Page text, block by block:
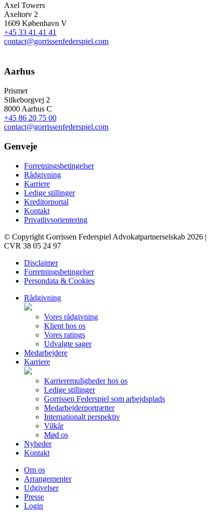
Axel Towers
Axeltorv 2
1609 København V
+45 33 41 41 41
contact@gorrissenfederspiel.com
Aarhus
Prismet
Silkeborgvej 2
8000 Aarhus C
+45 86 20 75 00
contact@gorrissenfederspiel.com
Genveje
Forretningsbetingelser
Rådgivning
Karriere
Ledige stillinger
Kreditorportal
Kontakt
Privatlivsorientering
© Copyright Gorrissen Federspiel Advokatpartnerselskab 2026 |
CVR 38 05 24 97
Disclaimer
Forretningsbetingelser
Persondata & Cookies
Rådgivning
Vores rådgivning
Klient hos os
Vores ratings
Udvalgte sager
Medarbejdere
Karriere
Karrieremuligheder hos os
Ledige stillinger
Gorrissen Federspiel som arbejdsplads
Medarbejderportrætter
Internationalt perspektiv
Vilkår
Mød os
Nyheder
Kontakt
Om os
Arrangementer
Udgivelser
Presse
Login